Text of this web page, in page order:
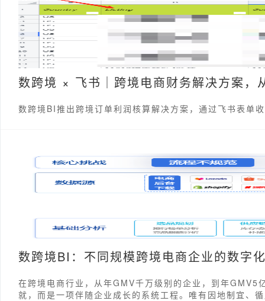
数跨境 × 飞书｜跨境电商财务解决方案，
数跨境BI推出跨境订单利润核算解决方案，通过飞书表单
数跨境BI：不同规模跨境电商企业的数字
在跨境电商行业，从年GMV千万级别的企业，到年GMV5
就，而是一项伴随企业成长的系统工程。唯有因地制宜、